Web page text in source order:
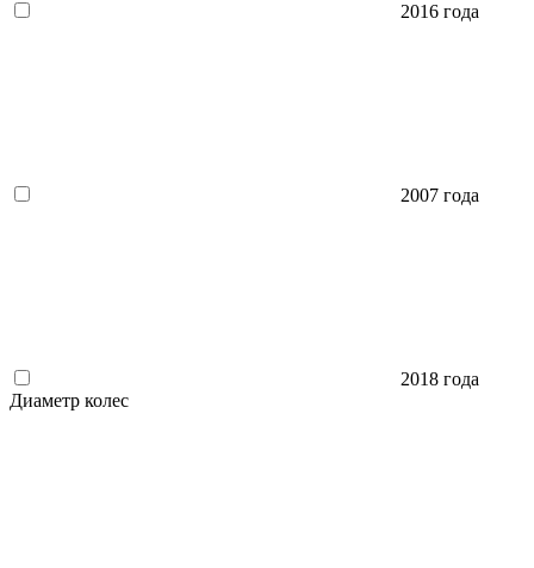
2016 года
2007 года
2018 года
Диаметр колес